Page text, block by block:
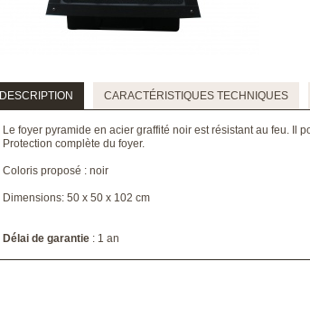
DESCRIPTION CARACTÉRISTIQUES TECHNIQUES
Le foyer pyramide en acier graffité noir est résistant au feu. Il
Protection complète du foyer.
Coloris proposé : noir
Dimensions: 50 x 50 x 102 cm
Délai de garantie : 1 an